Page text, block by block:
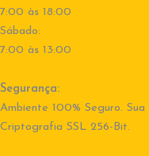
7:00 às 18:00
Sábado:
7:00 às 13:00
Segurança:
Ambiente 100% Seguro.
Criptografia SSL 256-Bit.